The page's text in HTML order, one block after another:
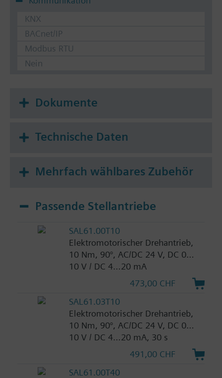
KNX
BACnet/IP
Modbus RTU
Nein
Dokumente
Technische Daten
Mehrfach wählbares Zubehör
Passende Stellantriebe
SAL61.00T10
Elektromotorischer Drehantrieb,
10 Nm, 90°, AC/DC 24 V, DC 0…
10 V / DC 4…20 mA
473,00 CHF
SAL61.03T10
Elektromotorischer Drehantrieb,
10 Nm, 90°, AC/DC 24 V, DC 0…
10 V / DC 4…20 mA, 30 s
491,00 CHF
SAL61.00T40